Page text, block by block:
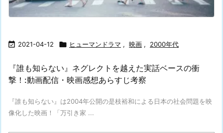
 2021-04-12  ヒューマンドラマ , 映画 , 2000年代
『誰も知らない』ネグレクトを越えた実話ベースの衝
撃！:動画配信・映画感想あらすじ考察
『誰も知らない』は2004年公開の是枝裕和による日本の社会問題を映
像化した映画！「万引き家 ...